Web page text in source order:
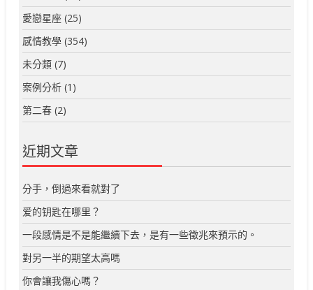
愛戀星座 (25)
感情教學 (354)
未分類 (7)
案例分析 (1)
第二春 (2)
近期文章
分手，倒過來看就對了
爱的钥匙在哪里？
一段感情是不是能繼續下去，是有一些徵兆來預示的。
對另一半的期望太高嗎
你會讓我傷心嗎？